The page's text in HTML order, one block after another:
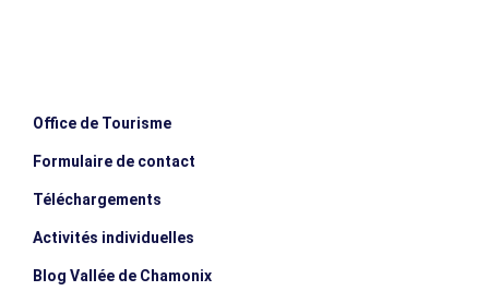
Office de Tourisme
Formulaire de contact
Téléchargements
Activités individuelles
Blog Vallée de Chamonix